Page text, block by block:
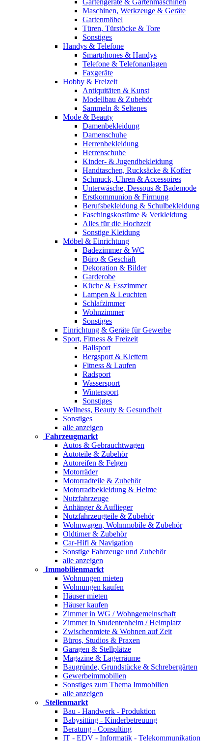
Gartengeräte & Gartenmaschinen
Maschinen, Werkzeuge & Geräte
Gartenmöbel
Türen, Türstöcke & Tore
Sonstiges
Handys & Telefone
Smartphones & Handys
Telefone & Telefonanlagen
Faxgeräte
Hobby & Freizeit
Antiquitäten & Kunst
Modellbau & Zubehör
Sammeln & Seltenes
Mode & Beauty
Damenbekleidung
Damenschuhe
Herrenbekleidung
Herrenschuhe
Kinder- & Jugendbekleidung
Handtaschen, Rucksäcke & Koffer
Schmuck, Uhren & Accessoires
Unterwäsche, Dessous & Bademode
Erstkommunion & Firmung
Berufsbekleidung & Schulbekleidung
Faschingskostüme & Verkleidung
Alles für die Hochzeit
Sonstige Kleidung
Möbel & Einrichtung
Badezimmer & WC
Büro & Geschäft
Dekoration & Bilder
Garderobe
Küche & Esszimmer
Lampen & Leuchten
Schlafzimmer
Wohnzimmer
Sonstiges
Einrichtung & Geräte für Gewerbe
Sport, Fitness & Freizeit
Ballsport
Bergsport & Klettern
Fitness & Laufen
Radsport
Wassersport
Wintersport
Sonstiges
Wellness, Beauty & Gesundheit
Sonstiges
alle anzeigen
Fahrzeugmarkt
Autos & Gebrauchtwagen
Autoteile & Zubehör
Autoreifen & Felgen
Motorräder
Motorradteile & Zubehör
Motorradbekleidung & Helme
Nutzfahrzeuge
Anhänger & Auflieger
Nutzfahrzeugteile & Zubehör
Wohnwagen, Wohnmobile & Zubehör
Oldtimer & Zubehör
Car-Hifi & Navigation
Sonstige Fahrzeuge und Zubehör
alle anzeigen
Immobilienmarkt
Wohnungen mieten
Wohnungen kaufen
Häuser mieten
Häuser kaufen
Zimmer in WG / Wohngemeinschaft
Zimmer in Studentenheim / Heimplatz
Zwischenmiete & Wohnen auf Zeit
Büros, Studios & Praxen
Garagen & Stellplätze
Magazine & Lagerräume
Baugründe, Grundstücke & Schrebergärten
Gewerbeimmobilien
Sonstiges zum Thema Immobilien
alle anzeigen
Stellenmarkt
Bau - Handwerk - Produktion
Babysitting - Kinderbetreuung
Beratung - Consulting
IT - EDV - Informatik - Telekommunikation